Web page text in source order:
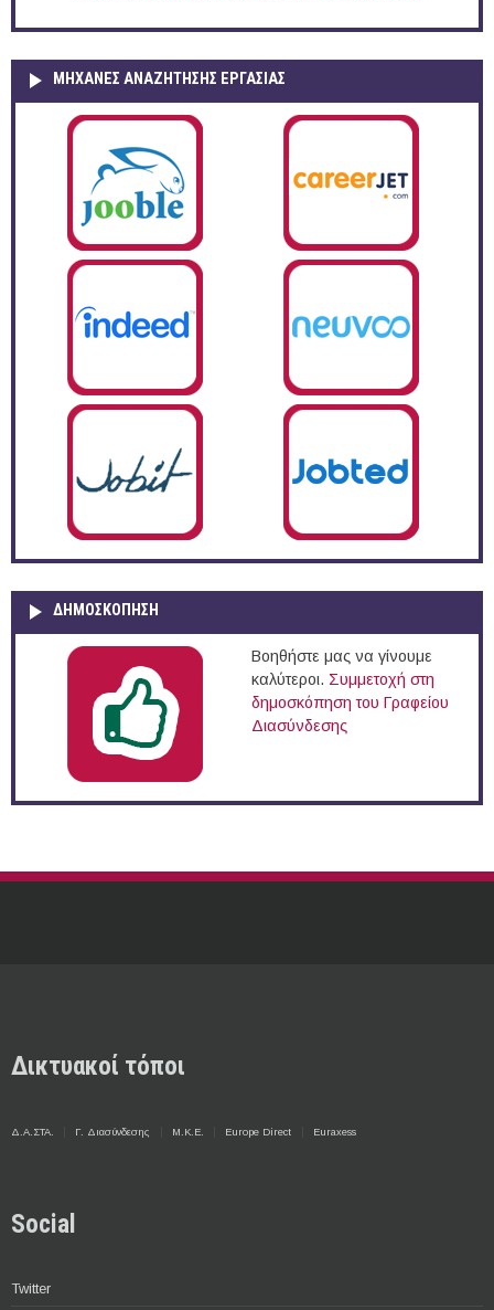
ΜΗΧΑΝΕΣ ΑΝΑΖΗΤΗΣΗΣ ΕΡΓΑΣΙΑΣ
ΔΗΜΟΣΚΌΠΗΣΗ
Βοηθήστε μας να γίνουμε
καλύτεροι. Συμμετοχή στη
δημοσκόπηση του Γραφείου
Διασύνδεσης
Δικτυακοί τόποι
Δ.Α.ΣΤΑ. Γ. Διασύνδεσης Μ.Κ.Ε. Europe Direct Euraxess
Social
Twitter